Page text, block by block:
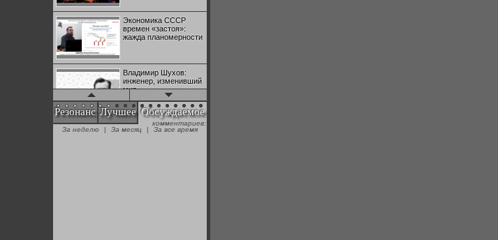
Экономика СССР
времен «застоя»:
жажда планомерности
Владимир Шухов:
инженер, изменивший
мир
"Аркадий Коц" на
эгалите-фесте "Не
Резонанс Лучшее Обсуждаемое
комментариев:
За неделю
| За месяц | За все время